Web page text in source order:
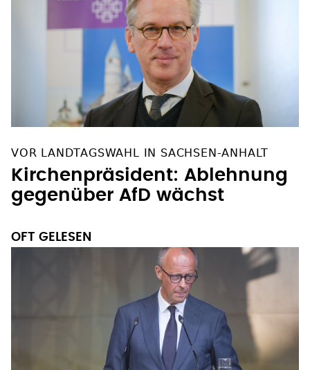
VOR LANDTAGSWAHL IN SACHSEN-ANHALT
Kirchenpräsident: Ablehnung
gegenüber AfD wächst
OFT GELESEN